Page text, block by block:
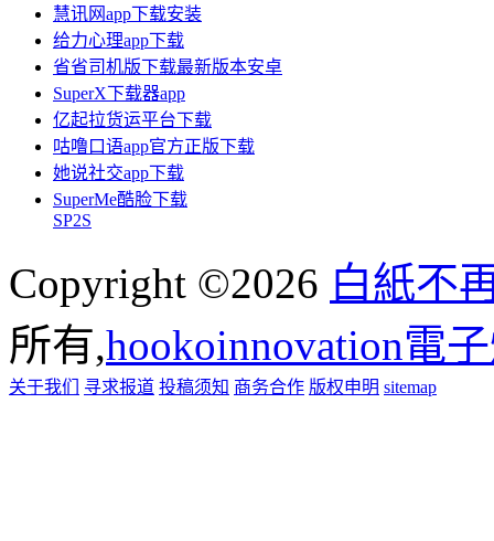
慧讯网app下载安装
给力心理app下载
省省司机版下载最新版本安卓
SuperX下载器app
亿起拉货运平台下载
咕噜口语app官方正版下载
她说社交app下载
SuperMe酷脸下载
SP2S
Copyright ©2026 白紙不
所有,hookoinnovation電
关于我们 寻求报道 投稿须知 商务合作 版权申明 sitemap